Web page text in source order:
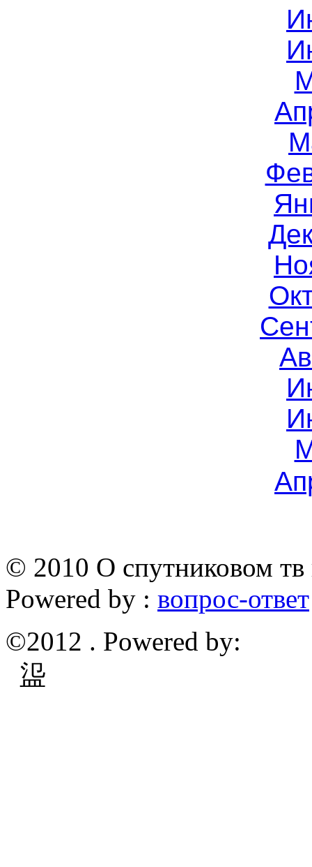
© 2010 О спутниковом тв
Powered by : вопрос-ответ
©2012 . Powered by:
䀀